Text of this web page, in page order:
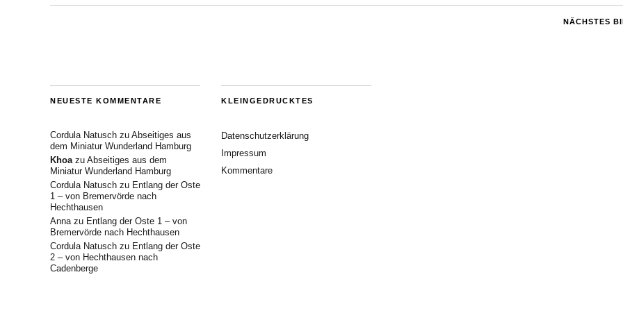
NÄCHSTES
NEUESTE KOMMENTARE
Cordula Natusch zu Abseitiges aus
dem Miniatur Wunderland Hamburg
Khoazu Abseitiges aus dem
Miniatur Wunderland Hamburg
Cordula Natusch zu Entlang der Oste
1 – von Bremervörde nach
Hechthausen
Annazu Entlang der Oste 1 – von
Bremervörde nach Hechthausen
Cordula Natusch zu Entlang der Oste
2 – von Hechthausen nach
Cadenberge
KLEINGEDRUCKTES
Datenschutzerklärung
Impressum
Kommentare